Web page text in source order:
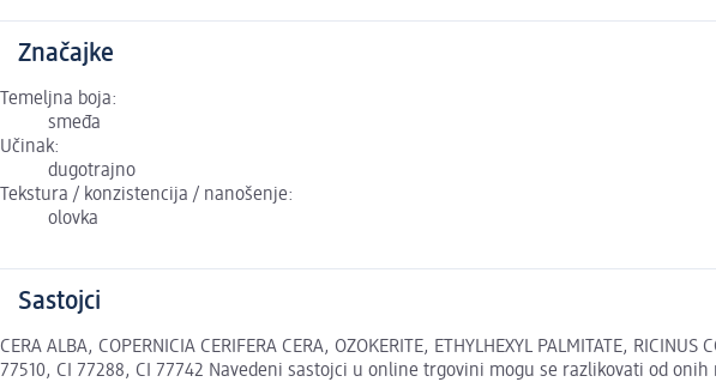
Značajke
Temeljna boja:
smeđa
Učinak:
dugotrajno
Tekstura / konzistencija / nanošenje:
olovka
Sastojci
CERA ALBA, COPERNICIA CERIFERA CERA, OZOKERITE, ETHYLHEXYL PALMITATE,
77510, CI 77288, CI 77742 Navedeni sastojci u online trgovini mogu se razlikovati od